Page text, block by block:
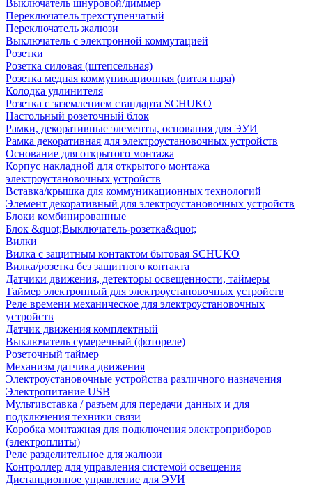
Выключатель шнуровой/диммер
Переключатель трехступенчатый
Переключатель жалюзи
Выключатель с электронной коммутацией
Розетки
Розетка силовая (штепсельная)
Розетка медная коммуникационная (витая пара)
Колодка удлинителя
Розетка с заземлением стандарта SCHUKO
Настольный розеточный блок
Рамки, декоративные элементы, основания для ЭУИ
Рамка декоративная для электроустановочных устройств
Основание для открытого монтажа
Корпус накладной для открытого монтажа
электроустановочных устройств
Вставка/крышка для коммуникационных технологий
Элемент декоративный для электроустановочных устройств
Блоки комбинированные
Блок &quot;Выключатель-розетка&quot;
Вилки
Вилка с защитным контактом бытовая SCHUKO
Вилка/розетка без защитного контакта
Датчики движения, детекторы освещенности, таймеры
Таймер электронный для электроустановочных устройств
Реле времени механическое для электроустановочных
устройств
Датчик движения комплектный
Выключатель сумеречный (фотореле)
Розеточный таймер
Механизм датчика движения
Электроустановочные устройства различного назначения
Электропитание USB
Мультивставка / разъем для передачи данных и для
подключения техники связи
Коробка монтажная для подключения электроприборов
(электроплиты)
Реле разделительное для жалюзи
Контроллер для управления системой освещения
Дистанционное управление для ЭУИ